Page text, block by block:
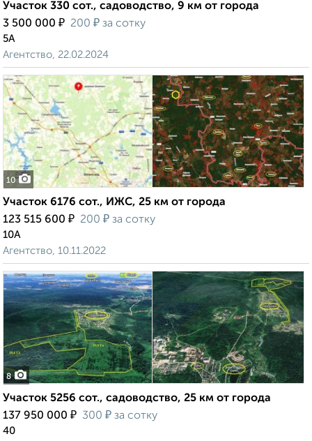
Участок 330 сот., садоводство, 9 км от города
3 500 000 ₽ 200 ₽ за сотку
5А
Агентство, 22.02.2024
10
Участок 6176 сот., ИЖС, 25 км от города
123 515 600 ₽ 200 ₽ за сотку
10А
Агентство, 10.11.2022
8
Участок 5256 сот., садоводство, 25 км от города
137 950 000 ₽ 300 ₽ за сотку
40